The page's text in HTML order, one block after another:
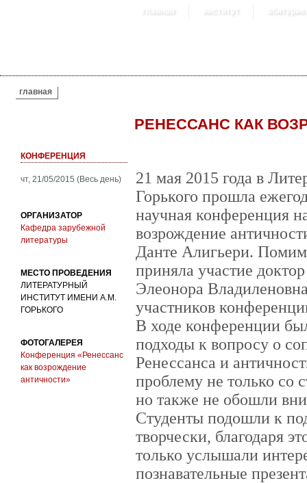
главная институт
ВЫ ЗДЕСЬ
главная
РЕНЕССАНС КАК
КОНФЕРЕНЦИЯ
чт, 21/05/2015 (Весь день)
ОРГАНИЗАТОР
Кафедра зарубежной
литературы
МЕСТО ПРОВЕДЕНИЯ
ЛИТЕРАТУРНЫЙ
ИНСТИТУТ ИМЕНИ А.М.
ГОРЬКОГО
ФОТОГАЛЕРЕЯ
Конференция «Ренессанс
как возрождение
античности»
21 мая 2015 года в
Горького прошла
научная конференция
возрождение
Данте Алигьери.
приняла участие
Элеонора
участников
В ходе конференции
подходы к вопросу о
Ренессанса и
проблему не только со
но также не обошли
Студенты подошли к
творчески, благодаря
только услышали
познавательные